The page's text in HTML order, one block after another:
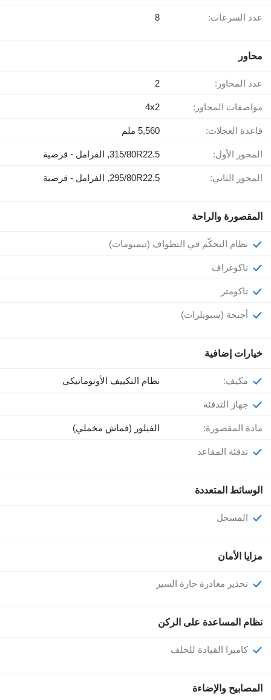
عدد السرعات: 8
محاور
عدد المحاور: 2
مواصفات المحاور: 4x2
قاعدة العجلات: 5,560 ملم
المحور الأول: 315/80R22.5, الفرامل - قرصية
المحور الثاني: 295/80R22.5, الفرامل - قرصية
المقصورة والراحة
نظام التحكّم في التطواف (تيمبومات)
تاكوغراف
تاكومتر
أجنحة (سبويلرات)
خيارات إضافية
مكيف: نظام التكييف الأوتوماتيكي
جهاز التدفئة
مادة المقصورة: الفيلور (قماش مخملي)
تدفئة المقاعد
الوسائط المتعددة
المسجل
مزايا الأمان
تحذير مغادرة حارة السير
نظام المساعدة على الركن
كاميرا القيادة للخلف
المصابيح والإضاءة